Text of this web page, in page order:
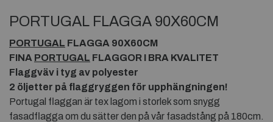
PORTUGAL FLAGGA 90X60CM
PORTUGAL FLAGGA 90X60CM
FINA PORTUGAL FLAGGOR I BRA KVALITET
Flaggväv i tyg av polyester
2 öljetter på flaggryggen för upphängningen!
Portugal flaggan är tex lagom i storlek som snygg
fasadflagga om du sätter den på vår fasadstång på 180cm.